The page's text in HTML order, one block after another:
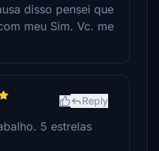
disso pensei que
meu Sim. Vc. me
Reply
5 estrelas